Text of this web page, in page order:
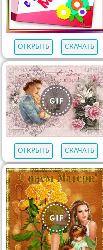
ОТКРЫТЬ СКАЧАТЬ
ОТКРЫТЬ СКАЧАТЬ